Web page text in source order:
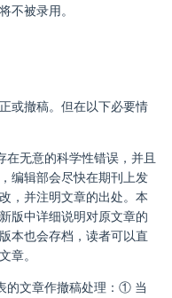
不被录用。
或撤稿。但在以下必要情
无意的科学性错误，并且
编辑部会尽快在期刊上发
，并注明文章的出处。本
版中详细说明对原文章的
本也会存档，读者可以直
章。
的文章作撤稿处理：① 当